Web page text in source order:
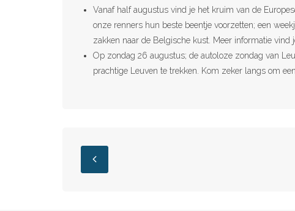
Vanaf half augustus vind je het kruim van de
onze renners hun beste beentje voorzetten; een
zakken naar de Belgische kust. Meer informatie vind
Op zondag 26 augustus; de autoloze zondag van
prachtige Leuven te trekken. Kom zeker langs om